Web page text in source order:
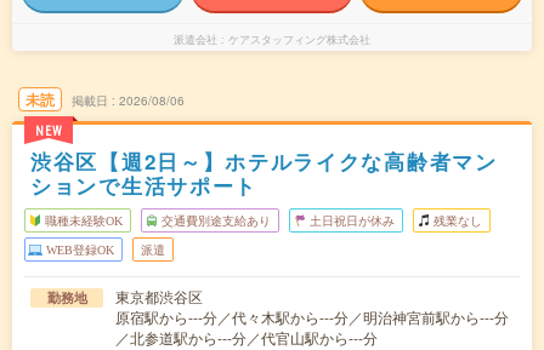
派遣会社 ケアスタッフィング株式会社
未読
NEW
掲載日 2026/08/06
渋谷区【週2日～】ホテルライクな高齢者マン
ションで生活サポート
職種未経験OK 交通費別途支給あり 土日祝日が休み 残業なし
WEB登録OK 派遣
勤務地
東京都渋谷区
原宿駅から---分／代々木駅から---分／明治神宮前駅から---分
／北参道駅から---分／代官山駅から---分